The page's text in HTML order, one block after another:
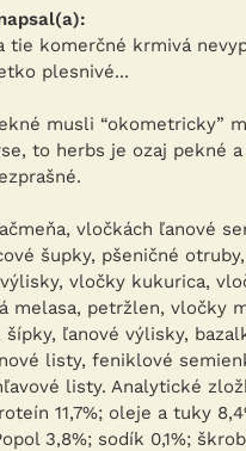
tie komerčné krmivá
plesnivé...
musli “okometricky”
to herbs je ozaj pekné a
vločkách ľanové
šupky, pšeničné
vločky kukurica,
melasa, petržlen, vločky
šípky, ľanové výlisky,
listy, feniklové
listy. Analytické
11,7%; oleje a tuky
3,8%; sodík 0,1%;